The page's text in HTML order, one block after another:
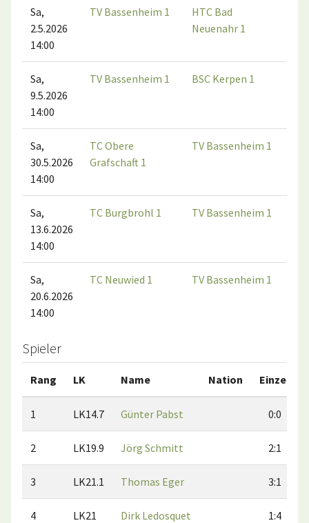
Sa,
2.5.2026
14:00
TV Bassenheim 1
HTC Bad
Neuenahr 1
Sa,
9.5.2026
14:00
TV Bassenheim 1 BSC Kerpen 1
Sa,
30.5.2026
14:00
TC Obere
Grafschaft 1
TV Bassenheim 1
Sa,
13.6.2026
14:00
TC Burgbrohl 1 TV Bassenheim 1
Sa,
20.6.2026
14:00
TC Neuwied 1 TV Bassenheim 1
Spieler
Rang LK Name Nation Einzel
1 LK14.7 Günter Pabst 0:0
2 LK19.9 Jörg Schmitt 2:1
3 LK21.1 Thomas Eger 3:1
4 LK21 Dirk Ledosquet 1:4